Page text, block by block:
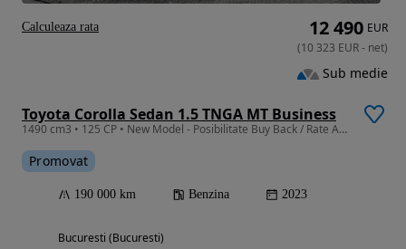
Toyota Corolla Sedan 1.5 TNGA MT Business
1490 cm3 • 125 CP • New Model - Posibilitate Buy Back / Rate Avans 0% / Garantie 36 Luni
Promovat
190 000 km Benzina 2023
Bucuresti (Bucuresti)
12 490 EUR
(10 323 EUR- net)
Sub medie
Calculeaza rata